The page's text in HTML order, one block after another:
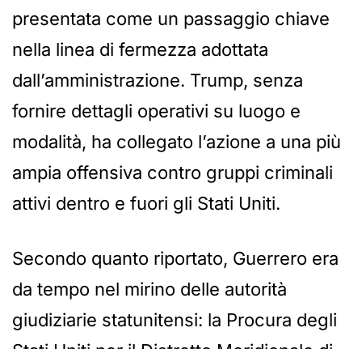
presentata come un passaggio chiave
nella linea di fermezza adottata
dall’amministrazione. Trump, senza
fornire dettagli operativi su luogo e
modalità, ha collegato l’azione a una più
ampia offensiva contro gruppi criminali
attivi dentro e fuori gli Stati Uniti.
Secondo quanto riportato, Guerrero era
da tempo nel mirino delle autorità
giudiziarie statunitensi: la Procura degli